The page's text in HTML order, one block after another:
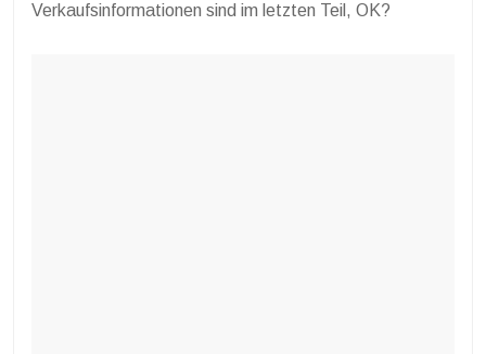
Verkaufsinformationen sind im letzten Teil, OK?